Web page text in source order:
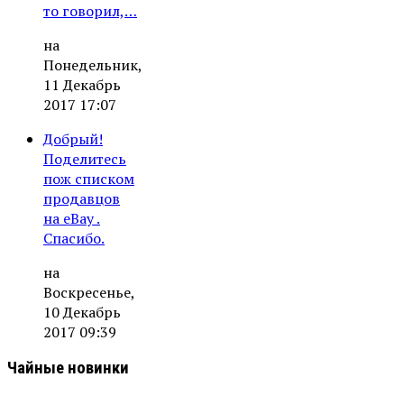
то говорил,…
на
Понедельник,
11 Декабрь
2017 17:07
Добрый!
Поделитесь
пож списком
продавцов
на eBay .
Спасибо.
на
Воскресенье,
10 Декабрь
2017 09:39
Чайные новинки